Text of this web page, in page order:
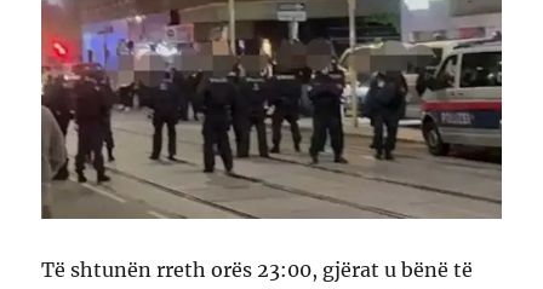
Të shtunën rreth orës 23:00, gjërat u bënë të